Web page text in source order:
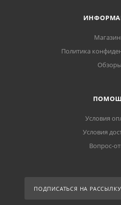
Политика
Обзоры
Условия
Условия
Вопрос-
ПОДПИСАТЬСЯ НА РАССЫЛКУ